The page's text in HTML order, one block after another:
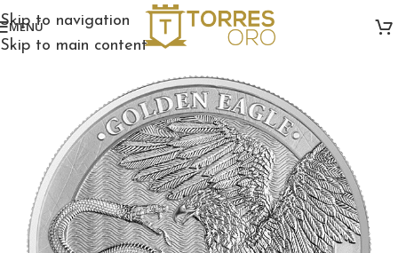
Skip to navigation
Skip to main content
MENÚ